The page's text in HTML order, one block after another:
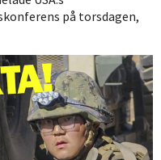
på torsdagen,